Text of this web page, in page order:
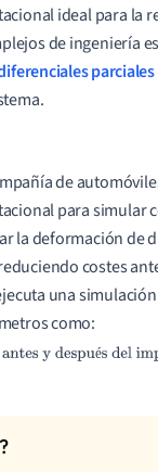
ideal para la
de ingeniería
parciales
de
para simular
la deformación de
costes
una
como:
é